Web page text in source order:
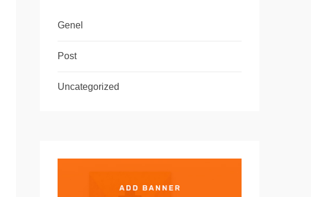
Genel
Post
Uncategorized